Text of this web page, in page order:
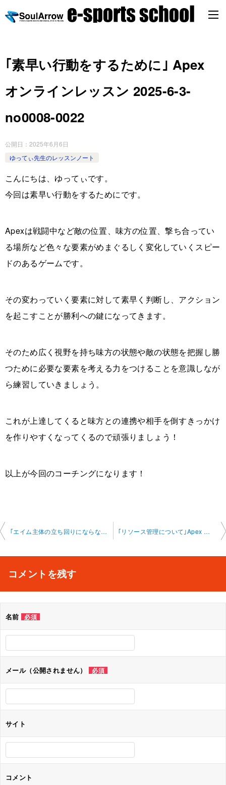
｢素早い行動をするために｣ Apex
オンラインレッスン 2025-6-3-
no0008-0022
公開日： 2025年6月6日
ゆってぃ先生のレッスンノート
こんにちは、ゆってぃです。
今回は素早い行動をするためにです。
Apexは戦闘中など敵の位置、味方の位置、撃ち合ってい
る場所など色々な要素がめまぐるしく変化していくスピー
ドのあるゲームです。
その変わっていく要素に対して素早く判断し、アクション
を起こすことが勝利への鍵になってきます。
そのため広く視野を持ち味方の状態や敵の状態を把握し勝
つために必要な要素を考える力をつけることを意識しなが
ら練習していきましょう。
これが上達してくると味方との連携や相手を倒すきっかけ
を作りやすくなってくるので頑張りましょう！
以上が今回のコーチングになります！
投
ビ
シ
｢エイム主体の立ち回りにならないために｣Apex オンラインレッスン 2025-5-27-no0008-0 022 ｢リソース管理について｣Apex オンラインレッスン 2025-6-10-no0008-0022
コメントを残す
名前 必須
メール（公開されません） 必須
サイト
コメント